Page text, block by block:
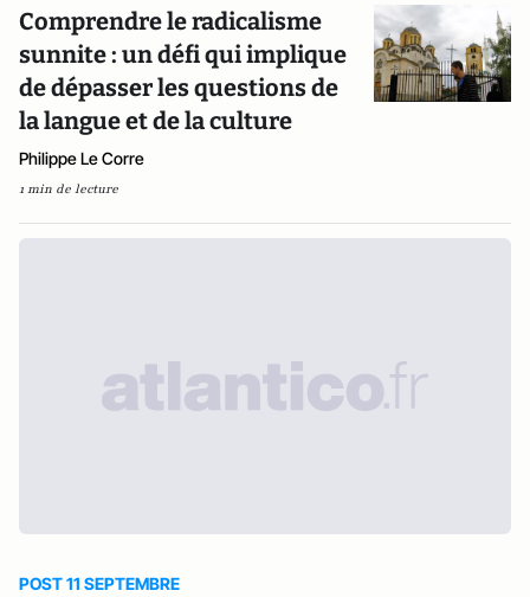
Comprendre le radicalisme
sunnite : un défi qui implique
de dépasser les questions de
la langue et de la culture
Philippe Le Corre
1 min de lecture
POST 11 SEPTEMBRE